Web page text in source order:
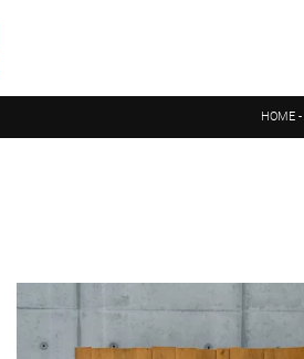
HOME-